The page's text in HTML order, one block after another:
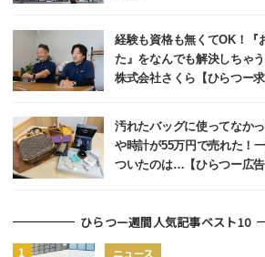
経験も資格も無くてOK！『
た』をなんでも解決しちゃ
株式会社さくら【ひらつー求
汚れたバッグに使ってなか
や時計が55万円で売れた！
ついたのは…【ひらつー広告
ひらつー週間人気記事ベスト10
ニュース